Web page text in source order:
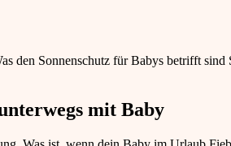
den Sonnenschutz für Babys betrifft
mit Baby